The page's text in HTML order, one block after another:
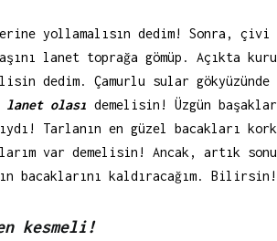
yollamalısın dedim! Sonra,
lanet toprağa gömüp. Açıkta
dedim. Çamurlu sular
lanet olası demelisin! Üzgün
Tarlanın en güzel bacakları
var demelisin! Ancak, artık
bacaklarını kaldıracağım.
kesmeli!